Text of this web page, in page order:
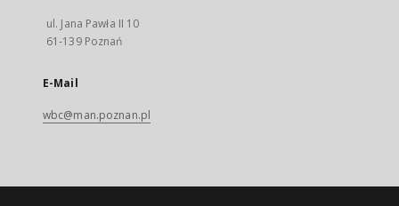
ul. Jana Pawła II 10
61-139 Poznań
E-Mail
wbc@man.poznan.pl